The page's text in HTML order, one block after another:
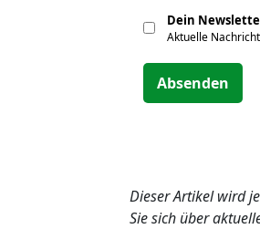
Dein
Aktuelle
Absenden
Dieser Artikel wird
Sie sich über